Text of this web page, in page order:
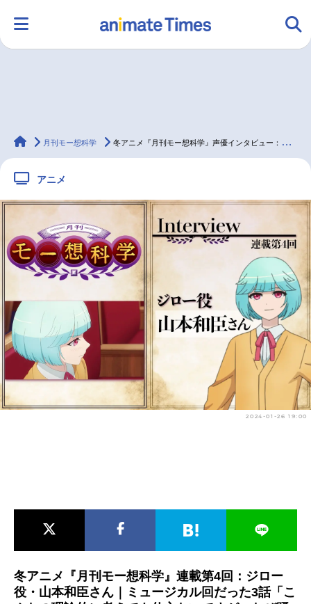
ラジオ みんなの声 グッズ 映画
2.5次元 配信・Vtuber 無料マンガ
最新記事一覧
声優記事一覧
アニメ映画一覧 実写化映画一覧
今期アニメ曜日別一覧
夏アニメ
animateTimes
月刊モー想科学 冬アニメ『月刊モー想科学』声優インタビュー：山本和臣【連載第4回】
アニメ
2024-01-26 19:00
冬アニメ『月刊モー想科学』連載第4回：ジロー
役・山本和臣さん｜ミュージカル回だった3話「こ